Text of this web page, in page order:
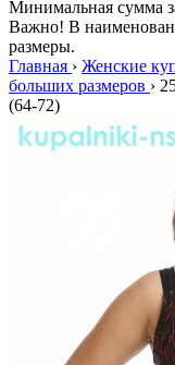
Минимальная сумма
Важно! В
размеры.
Главная › Женские
больших размеров ›
(64-72)